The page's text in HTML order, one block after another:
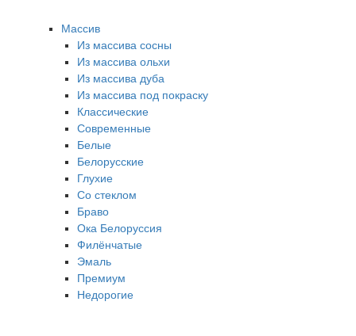
Массив
Из массива сосны
Из массива ольхи
Из массива дуба
Из массива под покраску
Классические
Современные
Белые
Белорусские
Глухие
Со стеклом
Браво
Ока Белоруссия
Филёнчатые
Эмаль
Премиум
Недорогие